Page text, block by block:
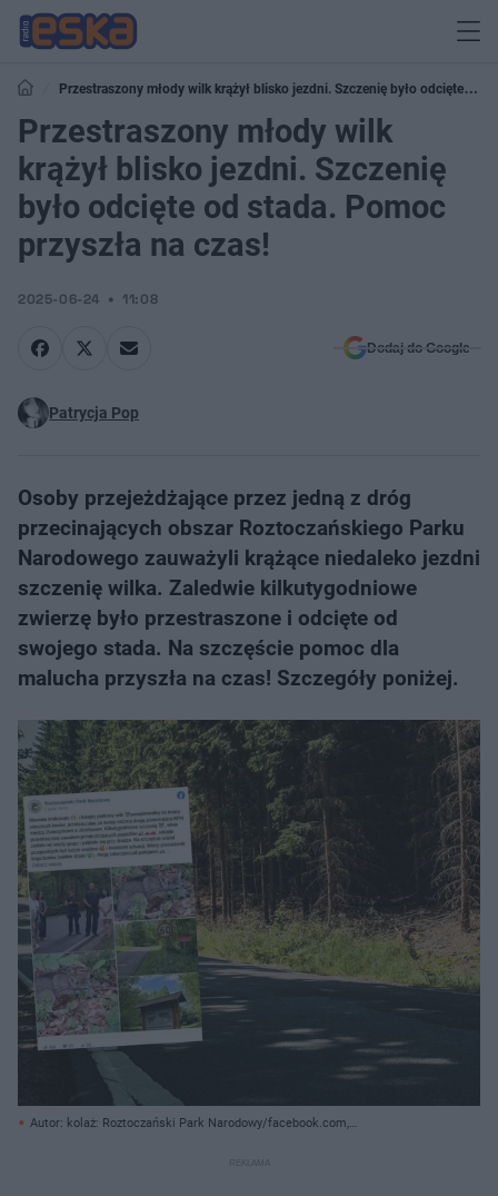
Przestraszony młody wilk krążył blisko jezdni. Szczenię było odcięte od
stada. Pomoc przyszła na czas!
Przestraszony młody wilk
krążył blisko jezdni. Szczenię
było odcięte od stada. Pomoc
przyszła na czas!
2025-06-24 11:08
Dodaj do Google
Patrycja Pop
Osoby przejeżdżające przez jedną z dróg
przecinających obszar Roztoczańskiego Parku
Narodowego zauważyli krążące niedaleko jezdni
szczenię wilka. Zaledwie kilkutygodniowe
zwierzę było przestraszone i odcięte od
swojego stada. Na szczęście pomoc dla
malucha przyszła na czas! Szczegóły poniżej.
Autor: kolaż: Roztoczański Park Narodowy/facebook.com,